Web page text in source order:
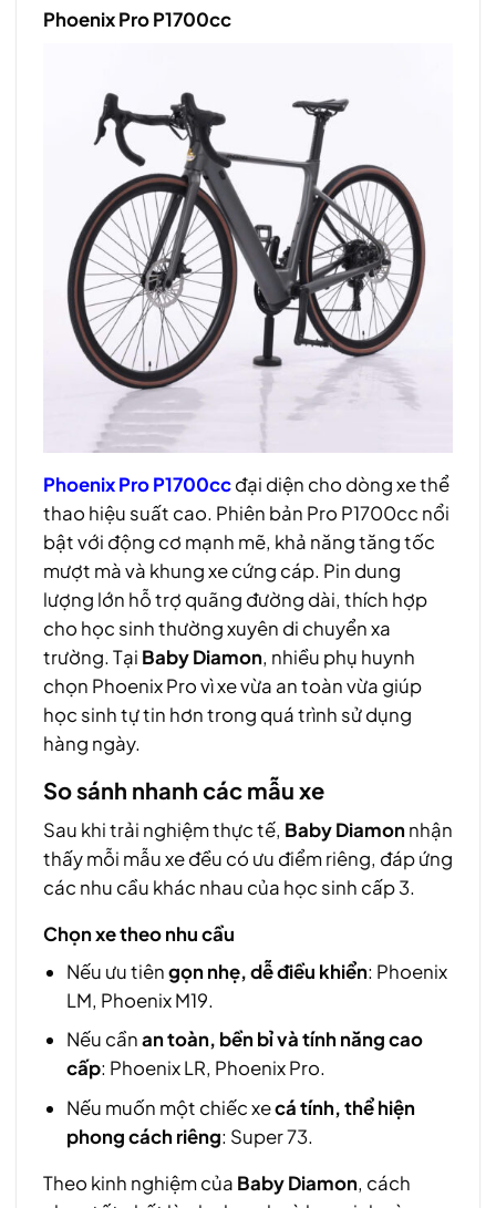
Phoenix Pro P1700cc
Phoenix Pro P1700ccđại diện cho dòng xe thể
thao hiệu suất cao. Phiên bản Pro P1700cc nổi
bật với động cơ mạnh mẽ, khả năng tăng tốc
mượt mà và khung xe cứng cáp. Pin dung
lượng lớn hỗ trợ quãng đường dài, thích hợp
cho học sinh thường xuyên di chuyển xa
trường. Tại Baby Diamon, nhiều phụ huynh
chọn Phoenix Pro vì xe vừa an toàn vừa giúp
học sinh tự tin hơn trong quá trình sử dụng
hàng ngày.
So sánh nhanh các mẫu xe
Sau khi trải nghiệm thực tế, Baby Diamonnhận
thấy mỗi mẫu xe đều có ưu điểm riêng, đáp ứng
các nhu cầu khác nhau của học sinh cấp 3.
Chọn xe theo nhu cầu
Nếu ưu tiêngọn nhẹ, dễ điều khiển: Phoenix
LM, Phoenix M19.
Nếu cầnan toàn, bền bỉ và tính năng cao
cấp: Phoenix LR, Phoenix Pro.
Nếu muốn một chiếc xecá tính, thể hiện
phong cách riêng: Super 73.
Theo kinh nghiệm của Baby Diamon, cách